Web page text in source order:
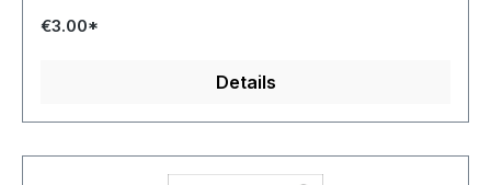
€3.00*
Details